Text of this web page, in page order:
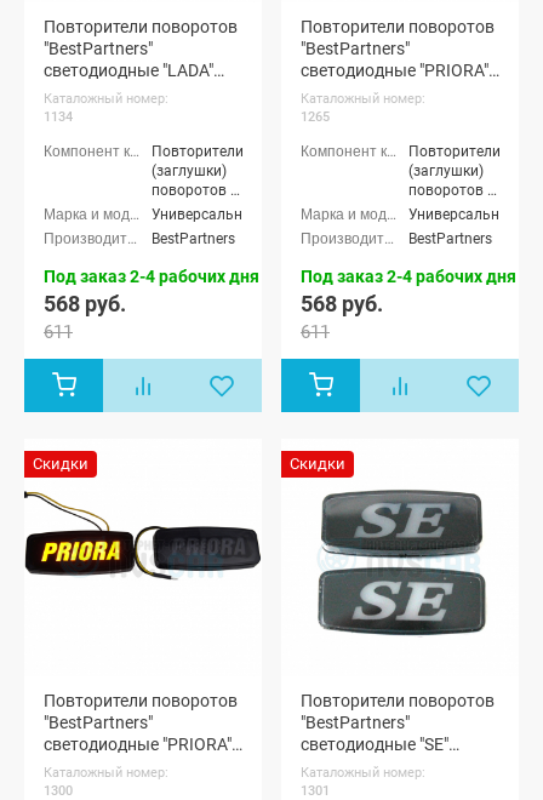
Повторители поворотов
"BestPartners"
светодиодные "LADA"
(желтые) (pg1134)
Каталожный номер:
1134
Повторители
(заглушки)
поворотов в
крылья
Универсальные
BestPartners
Под заказ 2-4 рабочих дня
568 руб.
611
Повторители поворотов
"BestPartners"
светодиодные "PRIORA"
(белые) (pg1265)
Каталожный номер:
1265
Повторители
(заглушки)
поворотов в
крылья
Универсальные
BestPartners
Под заказ 2-4 рабочих дня
568 руб.
611
Скидки
Повторители поворотов
"BestPartners"
светодиодные "PRIORA"
(желтые) (pg1300)
Каталожный номер:
1300
Скидки
Повторители поворотов
"BestPartners"
светодиодные "SE"
(белые) (pg1301)
Каталожный номер:
1301